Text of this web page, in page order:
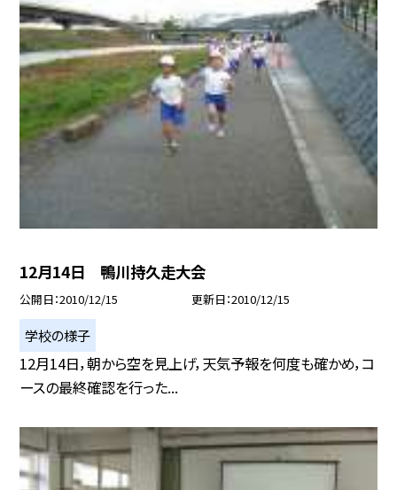
12月14日 鴨川持久走大会
公開日 2010/12/15 更新日 2010/12/15
学校の様子
12月14日，朝から空を見上げ，天気予報を何度も確かめ，コ
ースの最終確認を行った...